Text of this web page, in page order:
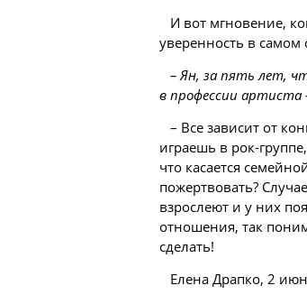
И вот мгновение,
уверенность в
– Ян, за пять лет,
в профессии артиста
– Все зависит от
играешь в рок-
что касается
пожертвовать?
взрослеют и у них
отношения, так
сделать!
Елена Драпко, 2